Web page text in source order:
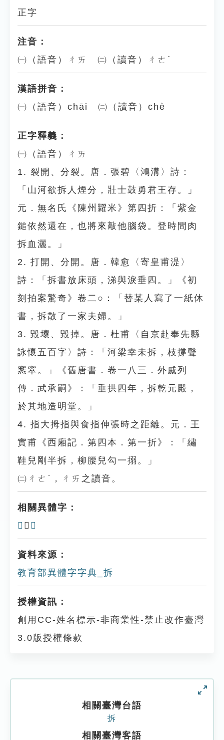
正字
注音：
㈠（語音）ㄔㄞ ㈡（讀音）ㄔㄜˋ
漢語拼音：
㈠（語音）chāi ㈡（讀音）chè
正字釋義：
㈠（語音）ㄔㄞ
1. 裂開、分裂。唐．張碧〈鴻溝〉詩：
「山河欲拆人煙分，壯士鼓勇君王存。」
元．無名氏《陳州糶米》第四折：「紫金
鎚依然還在，也將來敲他腦袋。登時間肉
拆血灑。」
2. 打開、分開。唐．韓愈〈寄皇甫湜〉
詩：「拆書放床頭，涕與淚垂四。」《初
刻拍案驚奇》卷二○：「替某人寫了一紙休
書，拆散了一家夫婦。」
3. 毀壞、毀掉。唐．杜甫〈自京赴奉先縣
詠懷五百字〉詩：「河梁幸未拆，枝撐聲
窸窣。」《舊唐書．卷一八三．外戚列
傳．武承嗣》：「垂拱四年，拆乾元殿，
於其地造明堂。」
4. 指大拇指與食指伸張時之距離。元．王
實甫《西廂記．第四本．第一折》：「繡
鞋兒剛半拆，柳腰兒勾一搦。」
㈡ㄔㄜˋ，ㄔㄞ之讀音。
相關異體字：
𢯪 、 𢫳
資料來源：
教育部異體字字典_拆
授權資訊：
創用CC-姓名標示-非商業性-禁止改作臺灣
3.0版授權條款
相關臺灣台語
拆
相關臺灣客語